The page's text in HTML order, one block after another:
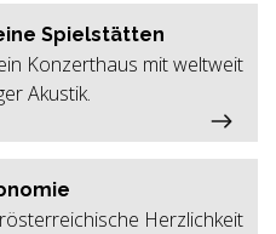
Spielstätten
Konzerthaus mit weltweit
Akustik.
Herzlichkeit